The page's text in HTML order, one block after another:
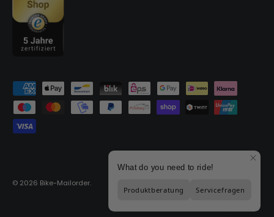
Moyens de paiement acceptés
© 2026 Bike-Mailorder.